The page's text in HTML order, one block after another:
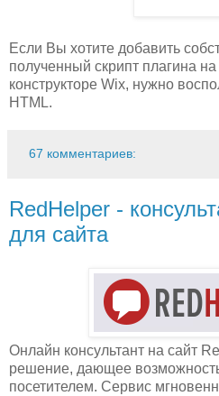
Если Вы хотите добавить
полученный скрипт плагина
конструкторе Wix, нужно
HTML.
67 комментариев:
RedHelper -
для сайта
Онлайн консультант на сайт
решение, дающее
посетителем. Сервис